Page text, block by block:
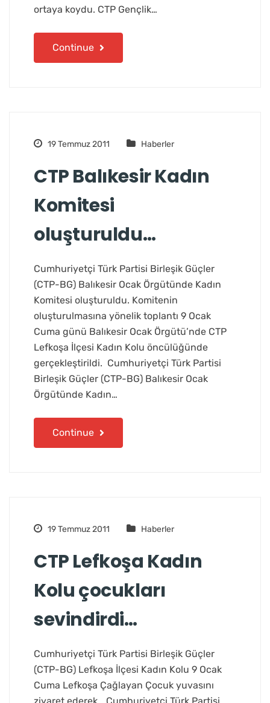
ortaya koydu. CTP Gençlik…
Continue
19 Temmuz 2011 Haberler
CTP Balıkesir Kadın
Komitesi
oluşturuldu…
Cumhuriyetçi Türk Partisi Birleşik Güçler
(CTP-BG) Balıkesir Ocak Örgütünde Kadın
Komitesi oluşturuldu. Komitenin
oluşturulmasına yönelik toplantı 9 Ocak
Cuma günü Balıkesir Ocak Örgütü’nde CTP
Lefkoşa İlçesi Kadın Kolu öncülüğünde
gerçekleştirildi. Cumhuriyetçi Türk Partisi
Birleşik Güçler (CTP-BG) Balıkesir Ocak
Örgütünde Kadın…
Continue
19 Temmuz 2011 Haberler
CTP Lefkoşa Kadın
Kolu çocukları
sevindirdi…
Cumhuriyetçi Türk Partisi Birleşik Güçler
(CTP-BG) Lefkoşa İlçesi Kadın Kolu 9 Ocak
Cuma Lefkoşa Çağlayan Çocuk yuvasını